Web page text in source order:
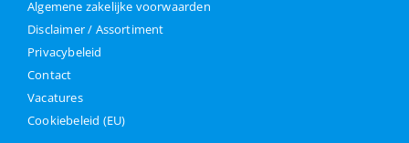
Algemene zakelijke voorwaarden
Disclaimer / Assortiment
Privacybeleid
Contact
Vacatures
Cookiebeleid (EU)